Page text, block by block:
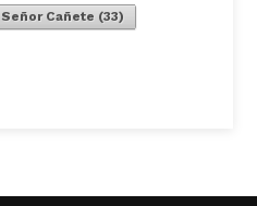
Señor Cañete (33)